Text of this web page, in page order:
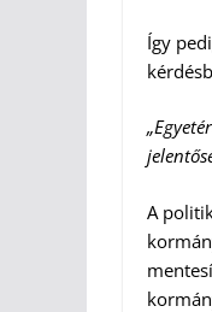
Így
A